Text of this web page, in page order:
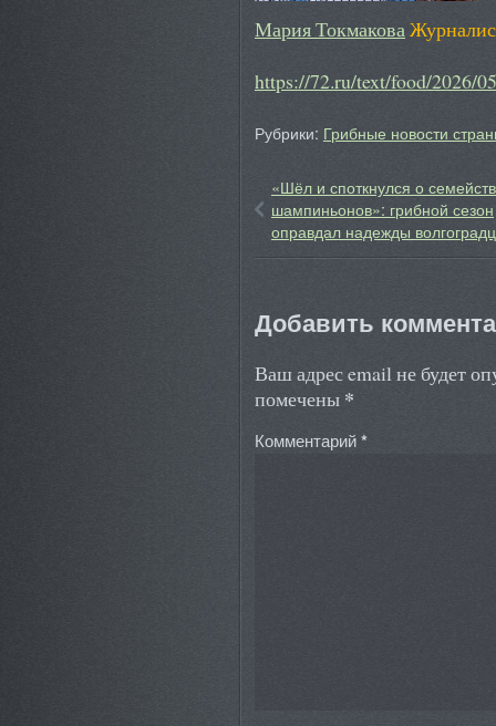
Мария Токмакова
https://72.ru/text/food/2026/
Рубрики: Грибные новости
«Шёл и споткнулся о
шампиньонов»: грибной сезон
оправдал надежды
Добавить
Ваш адрес email не будет
помечены *
Комментарий*